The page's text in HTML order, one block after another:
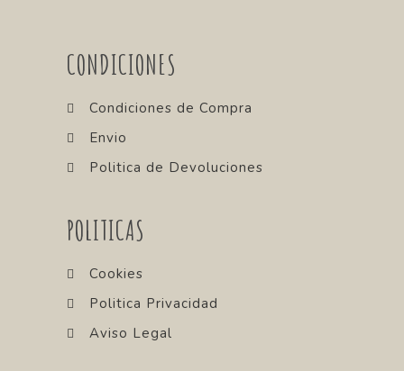
CONDICIONES
Condiciones de Compra
Envio
Politica de Devoluciones
POLITICAS
Cookies
Politica Privacidad
Aviso Legal